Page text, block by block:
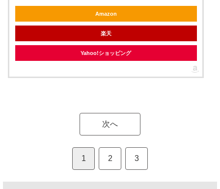
Amazon
楽天
Yahoo!ショッピング
次へ
1 2 3